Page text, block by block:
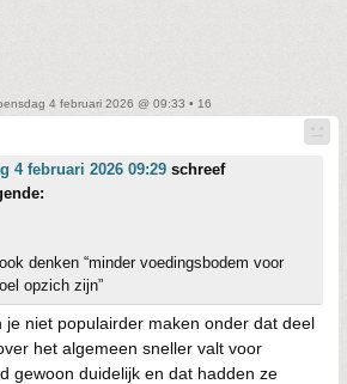
4 februari 2026 @ 09:33 • 16
4 februari 2026 09:29 schreef
denken “minder voedingsbodem voor
opzich zijn”
je niet populairder maken onder dat deel
het algemeen sneller valt voor
gewoon duidelijk en dat hadden ze